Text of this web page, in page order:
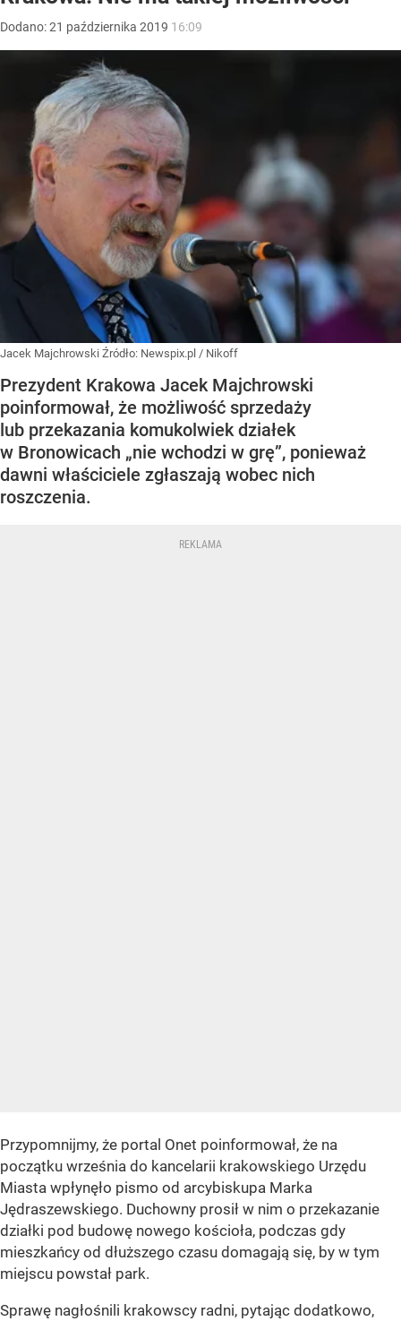
Dodano:21 października 2019 16:09
Jacek Majchrowski Źródło: Newspix.pl / Nikoff
Prezydent Krakowa Jacek Majchrowski
poinformował, że możliwość sprzedaży
lub przekazania komukolwiek działek
w Bronowicach „nie wchodzi w grę”, ponieważ
dawni właściciele zgłaszają wobec nich
roszczenia.
Przypomnijmy, że portal Onet poinformował, że na
początku września do kancelarii krakowskiego Urzędu
Miasta wpłynęło pismo od arcybiskupa Marka
Jędraszewskiego. Duchowny prosił w nim o przekazanie
działki pod budowę nowego kościoła, podczas gdy
mieszkańcy od dłuższego czasu domagają się, by w tym
miejscu powstał park.
Sprawę nagłośnili krakowscy radni, pytając dodatkowo,